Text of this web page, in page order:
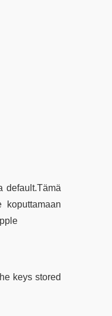
default.Tämä
keys stored